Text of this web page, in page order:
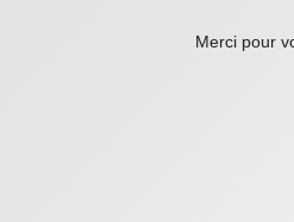
Merci pour